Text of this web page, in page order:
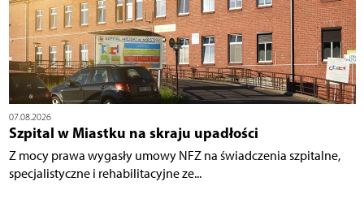
07.08.2026
Szpital w Miastku na skraju upadłości
Z mocy prawa wygasły umowy NFZ na świadczenia szpitalne,
specjalistyczne i rehabilitacyjne ze...